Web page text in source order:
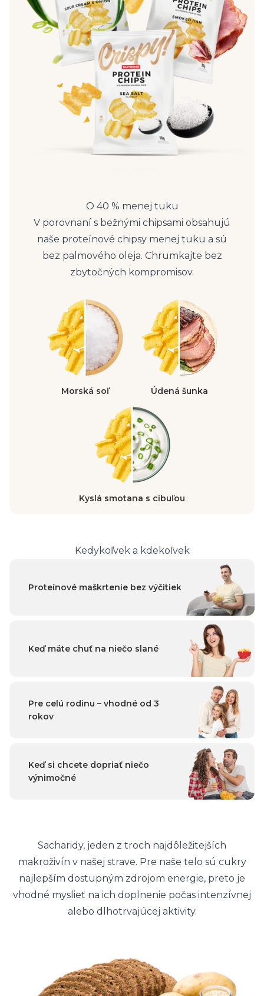
O 40 % menej tuku
V porovnaní s bežnými chipsami obsahujú
naše proteínové chipsy menej tuku a sú
bez palmového oleja. Chrumkajte bez
zbytočných kompromisov.
Morská soľ Údená šunka
Kyslá smotana s cibuľou
Kedykoľvek a kdekoľvek
Proteínové maškrtenie bez výčitiek
Keď máte chuť na niečo slané
Pre celú rodinu – vhodné od 3
rokov
Keď si chcete dopriať niečo
výnimočné
Sacharidy, jeden z troch najdôležitejších
makroživín v našej strave. Pre naše telo sú cukry
najlepším dostupným zdrojom energie, preto je
vhodné myslieť na ich doplnenie počas intenzívnej
alebo dlhotrvajúcej aktivity.